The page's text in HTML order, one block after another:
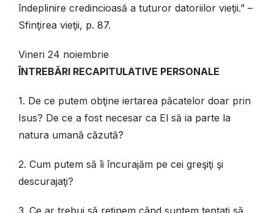
îndeplinire credincioasă a tuturor datoriilor vieţii.” –
Sfinţirea vieţii, p. 87.
Vineri 24 noiembrie
ÎNTREBĂRI RECAPITULATIVE PERSONALE
1. De ce putem obţine iertarea păcatelor doar prin
Isus? De ce a fost necesar ca El să ia parte la
natura umană căzută?
2. Cum putem să îi încurajăm pe cei greşiţi şi
descurajaţi?
3. Ce ar trebui să reţinem când suntem tentaţi să